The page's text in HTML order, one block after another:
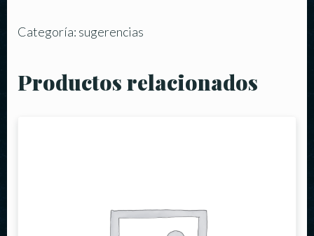
Categoría: sugerencias
Productos relacionados